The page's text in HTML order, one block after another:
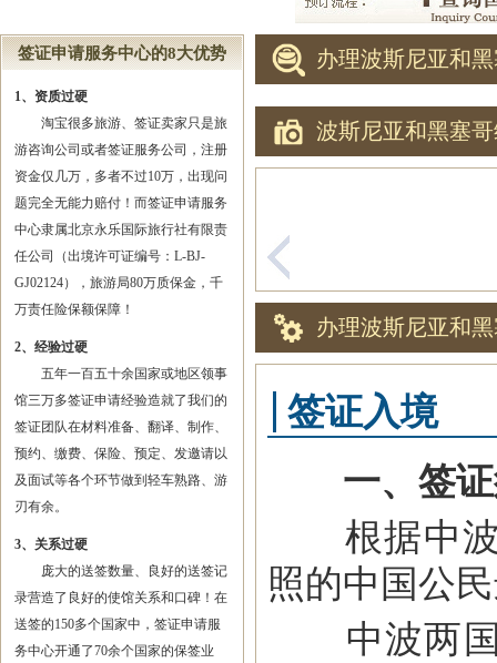
签证申请服务中心的8大优势
1、资质过硬
淘宝很多旅游、签证卖家只是旅
游咨询公司或者签证服务公司，注册
资金仅几万，多者不过10万，出现问
题完全无能力赔付！而签证申请服务
中心隶属北京永乐国际旅行社有限责
任公司（出境许可证编号：L-BJ-
GJ02124），旅游局80万质保金，千
万责任险保额保障！
2、经验过硬
五年一百五十余国家或地区领事
馆三万多签证申请经验造就了我们的
签证团队在材料准备、翻译、制作、
预约、缴费、保险、预定、发邀请以
及面试等各个环节做到轻车熟路、游
刃有余。
3、关系过硬
庞大的送签数量、良好的送签记
录营造了良好的使馆关系和口碑！在
送签的150多个国家中，签证申请服
务中心开通了70余个国家的保签业
办理波斯尼亚和
波斯尼亚和黑塞
办理波斯尼亚和
签证入境
一、签
根据中波
照的中国公
中波两国